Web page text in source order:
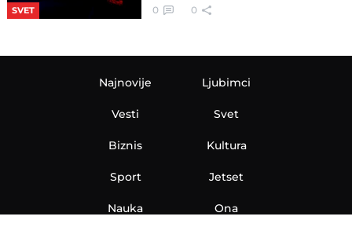
SVET 0 0
Najnovije
Vesti
Biznis
Sport
Nauka
Ljubimci
Svet
Kultura
Jetset
Ona